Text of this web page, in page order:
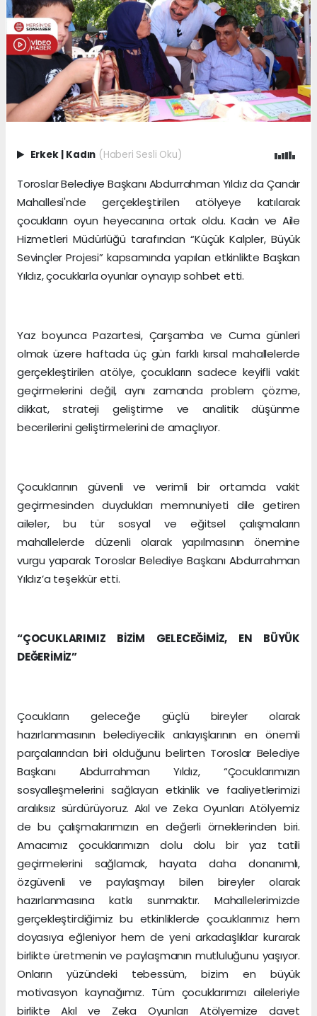
Erkek | Kadın (Haberi Sesli Oku)
Toroslar Belediye Başkanı Abdurrahman Yıldız da Çandır
Mahallesi'nde gerçekleştirilen atölyeye katılarak
çocukların oyun heyecanına ortak oldu. Kadın ve Aile
Hizmetleri Müdürlüğü tarafından “Küçük Kalpler, Büyük
Sevinçler Projesi” kapsamında yapılan etkinlikte Başkan
Yıldız, çocuklarla oyunlar oynayıp sohbet etti.
Yaz boyunca Pazartesi, Çarşamba ve Cuma günleri
olmak üzere haftada üç gün farklı kırsal mahallelerde
gerçekleştirilen atölye, çocukların sadece keyifli vakit
geçirmelerini değil, aynı zamanda problem çözme,
dikkat, strateji geliştirme ve analitik düşünme
becerilerini geliştirmelerini de amaçlıyor.
Çocuklarının güvenli ve verimli bir ortamda vakit
geçirmesinden duydukları memnuniyeti dile getiren
aileler, bu tür sosyal ve eğitsel çalışmaların
mahallelerde düzenli olarak yapılmasının önemine
vurgu yaparak Toroslar Belediye Başkanı Abdurrahman
Yıldız’a teşekkür etti.
“ÇOCUKLARIMIZ BİZİM GELECEĞİMİZ, EN BÜYÜK
DEĞERİMİZ”
Çocukların geleceğe güçlü bireyler olarak
hazırlanmasının belediyecilik anlayışlarının en önemli
parçalarından biri olduğunu belirten Toroslar Belediye
Başkanı Abdurrahman Yıldız, “Çocuklarımızın
sosyalleşmelerini sağlayan etkinlik ve faaliyetlerimizi
aralıksız sürdürüyoruz. Akıl ve Zeka Oyunları Atölyemiz
de bu çalışmalarımızın en değerli örneklerinden biri.
Amacımız çocuklarımızın dolu dolu bir yaz tatili
geçirmelerini sağlamak, hayata daha donanımlı,
özgüvenli ve paylaşmayı bilen bireyler olarak
hazırlanmasına katkı sunmaktır. Mahallelerimizde
gerçekleştirdiğimiz bu etkinliklerde çocuklarımız hem
doyasıya eğleniyor hem de yeni arkadaşlıklar kurarak
birlikte üretmenin ve paylaşmanın mutluluğunu yaşıyor.
Onların yüzündeki tebessüm, bizim en büyük
motivasyon kaynağımız. Tüm çocuklarımızı aileleriyle
birlikte Akıl ve Zeka Oyunları Atölyemize davet